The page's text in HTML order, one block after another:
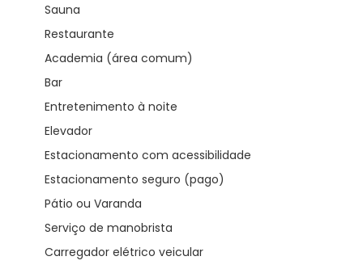
Sauna
Restaurante
Academia (área comum)
Bar
Entretenimento à noite
Elevador
Estacionamento com acessibilidade
Estacionamento seguro (pago)
Pátio ou Varanda
Serviço de manobrista
Carregador elétrico veicular